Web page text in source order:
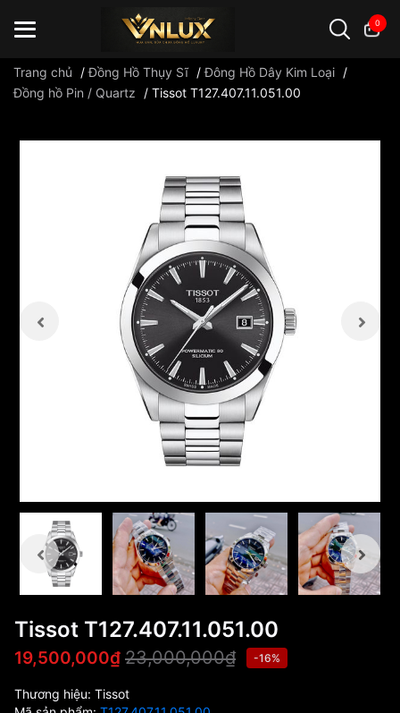
0
Trang chủ /Đồng Hồ Thụy Sĩ /Đông Hồ Dây Kim Loại /
Đồng hồ Pin / Quartz
/ Tissot T127.407.11.051.00
Tissot T127.407.11.051.00
19,500,000₫ 23,000,000₫ -16%
Thương hiệu: Tissot